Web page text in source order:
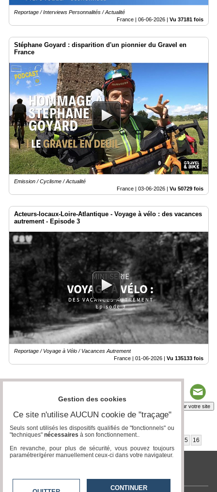
Reportage / Interviews Personnalités / Actualité
France | 06-06-2026 | Vu 37181 fois
Stéphane Goyard : disparition d'un pionnier du Gravel en
France
Emission / Cyclisme / Actualité
France | 03-06-2026 Vu 50729 fois
Acteurs-locaux-Loire-Atlantique - Voyage à vélo : des vacances
autrement - Episode 3
Reportage / Voyage à Vélo / Vacances Autrement
France | 01-06-2026 | Vu 135133 fois
Insérez sur votre site
Page 1 / 16 15 16
www.acteurs-locaux.fr
Gestion des cookies
Ce site n'utilise AUCUN cookie de "traçage"
Seuls sont utilisés les dispositifs qualifiés de "fonctionnels" ou
"techniques" nécessaires à son fonctionnement..
En revanche, pour plus de sécurité, vous pouvez toujours
paramétrer/gérer manuellement ceux-ci dans votre navigateur.
CONTINUER